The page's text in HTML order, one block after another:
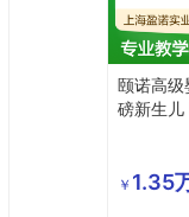
颐诺高级
磅新生儿
￥ 1.35